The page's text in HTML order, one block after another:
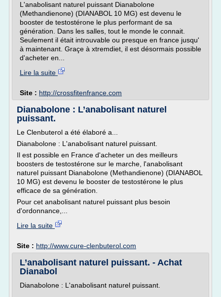
L'anabolisant naturel puissant Dianabolone
(Methandienone) (DIANABOL 10 MG) est devenu le
booster de testostérone le plus performant de sa
génération. Dans les salles, tout le monde le connait.
Seulement il était introuvable ou presque en france jusqu'
à maintenant. Graçe à xtremdiet, il est désormais possible
d'acheter en...
Lire la suite
Site : http://crossfitenfrance.com
Dianabolone : L’anabolisant naturel
puissant.
Le Clenbuterol a été élaboré a...
Dianabolone : L'anabolisant naturel puissant.
Il est possible en France d'acheter un des meilleurs
boosters de testostérone sur le marche, l'anabolisant
naturel puissant Dianabolone (Methandienone) (DIANABOL
10 MG) est devenu le booster de testostérone le plus
efficace de sa génération.
Pour cet anabolisant naturel puissant plus besoin
d'ordonnance,...
Lire la suite
Site : http://www.cure-clenbuterol.com
L’anabolisant naturel puissant. - Achat
Dianabol
Dianabolone : L'anabolisant naturel puissant.